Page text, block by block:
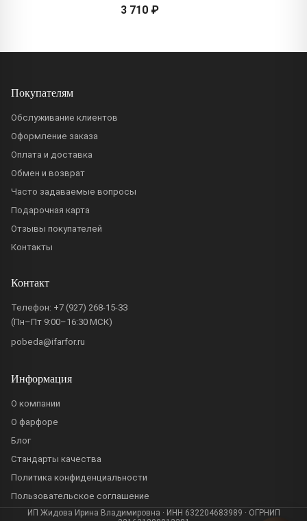
3 710 ₽
Покупателям
Обслуживание клиентов
Оформление заказа
Оплата и доставка
Обмен и возврат
Часто задаваемые вопросы
Подарочная карта
Отзывы покупателей
Контакты
Контакт
Телефон: +7 (927) 268-15-33
(Пн–Пт 9:00–16:30 МСК)
pobeda@ifarfor.ru
Информация
О компании
О фарфоре
Блог
Стандарты качества
Политика конфиденциальности
Пользовательское соглашение
ИП Жидова Ирина Владимировна · ИНН 632204683989 · ОГРНИП